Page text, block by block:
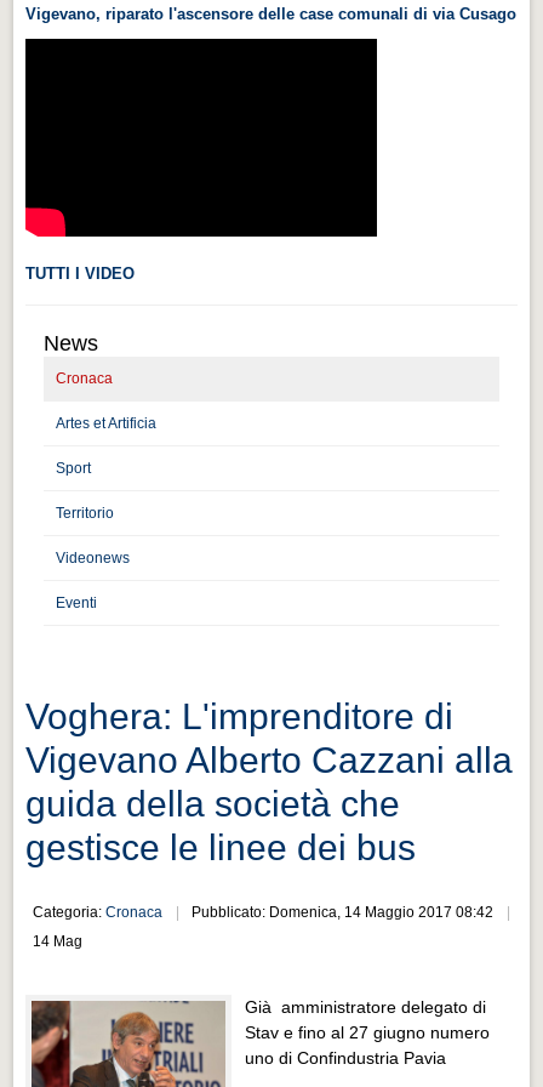
Videonews
CHI SIAMO
CITTÀ
Guida turistica rapida
Guida turistica rapida
Musica e teatro
Musica e teatro
Distretto industriale
Distretto industriale
Muoversi a Vigevano
Cultura e turismo 4.0
PROGETTI
PROGETTI
Progetti Aperti
EVENTI
EVENTI
Vigevano, riparato l'ascensore delle case comunali di via Cusago
TUTTI I VIDEO
News
Cronaca
Artes et Artificia
Sport
Territorio
Videonews
Eventi
Voghera: L'imprenditore di
Vigevano Alberto Cazzani alla
guida della società che
gestisce le linee dei bus
Categoria:Cronaca
Pubblicato: Domenica, 14 Maggio 2017 08:42
14 Mag
Già amministratore delegato di
Stav e fino al 27 giugno numero
uno di Confindustria Pavia